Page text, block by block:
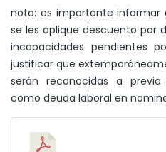
nota: es importante informar
se les aplique descuento por
incapacidades pendientes
justificar que
serán reconocidas a previa
como deuda laboral en